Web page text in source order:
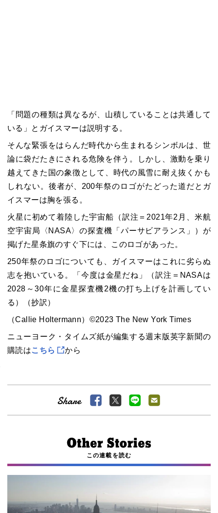
「問題の種類は異なるが、山積していることは共通して
いる」とガイスマーは説明する。
そんな緊張をはらんだ時代から生まれるシンボルは、世
論に袋だたきにされる危険を伴う。しかし、激動を乗り
越えてきた国の象徴として、時代の風雪に耐え抜くかも
しれない。後者が、200年祭のロゴがたどった道だとガ
イスマーは胸を張る。
火星に初めて着陸した宇宙船（訳注＝2021年2月、米航
空宇宙局〈NASA〉の探査機「パーサビアランス」）が
掲げた星条旗のすぐ下には、このロゴがあった。
250年祭のロゴについても、ガイスマーはこれに劣らぬ
志を抱いている。「今度は金星だね」（訳注＝NASAは
2028～30年に金星探査機2機の打ち上げを計画してい
る）（抄訳）
（Callie Holtermann）©2023 The New York Times
ニューヨーク・タイムズ紙が編集する週末版英字新聞の
購読はこちら から
この連載を読む